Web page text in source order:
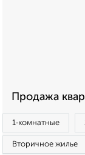
Продажа
1‑комнатные
Вторичное жилье